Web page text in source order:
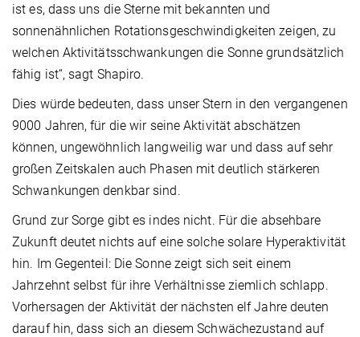
ist es, dass uns die Sterne mit bekannten und
sonnenähnlichen Rotationsgeschwindigkeiten zeigen, zu
welchen Aktivitätsschwankungen die Sonne grundsätzlich
fähig ist“, sagt Shapiro.
Dies würde bedeuten, dass unser Stern in den vergangenen
9000 Jahren, für die wir seine Aktivität abschätzen
können, ungewöhnlich langweilig war und dass auf sehr
großen Zeitskalen auch Phasen mit deutlich stärkeren
Schwankungen denkbar sind.
Grund zur Sorge gibt es indes nicht. Für die absehbare
Zukunft deutet nichts auf eine solche solare Hyperaktivität
hin. Im Gegenteil: Die Sonne zeigt sich seit einem
Jahrzehnt selbst für ihre Verhältnisse ziemlich schlapp.
Vorhersagen der Aktivität der nächsten elf Jahre deuten
darauf hin, dass sich an diesem Schwächezustand auf